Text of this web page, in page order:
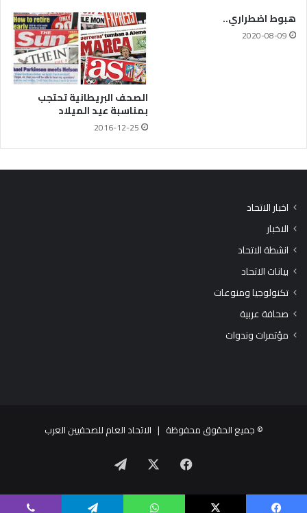
هبوط اضطراري..
2020-08-09
الصحف البريطانية تحتجب
بمناسبة عيد الميلاد
2016-12-25
اخبار الاتحاد
الاخبار
انشطة الاتحاد
بيانات الاتحاد
تكنولوجيا ومنوعات
صحافة عربية
مؤتمرات وندوات
© جميع الحقوق محفوظة | الاتحاد العام للصحفيين العرب
فيسبوك تيلقرام